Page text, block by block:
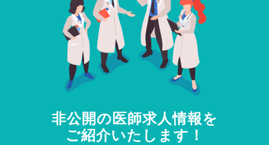
非公開の医師求人情報を
ご紹介いたします！